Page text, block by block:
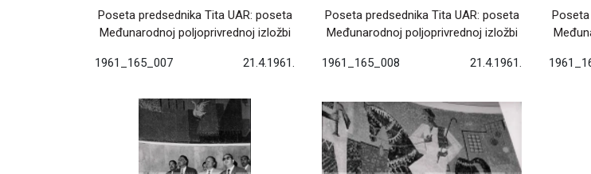
Poseta predsednika Tita UAR: poseta
Međunarodnoj poljoprivrednoj izložbi
1961_165_007 21.4.1961.
Poseta predsednika Tita UAR: poseta
Međunarodnoj poljoprivrednoj izložbi
1961_165_008 21.4.1961.